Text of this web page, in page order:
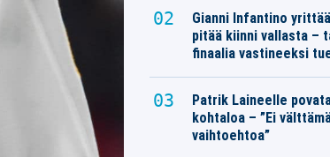
Gianni Infantino
pitää kiinni vallasta –
finaalia vastineeksi
Patrik Laineelle
kohtaloa – ”Ei
vaihtoehtoa”